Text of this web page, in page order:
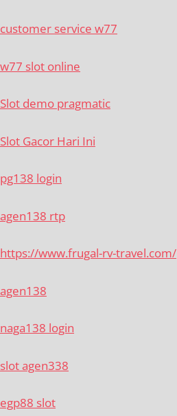
customer service w77
w77 slot online
Slot demo pragmatic
Slot Gacor Hari Ini
pg138 login
agen138 rtp
https://www.frugal-rv-travel.com/
agen138
naga138 login
slot agen338
egp88 slot